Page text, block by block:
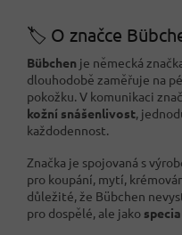
🏷️ O značce
Bübchen je německá
dlouhodobě zaměřuje na
pokožku. V komunikaci
kožní snášenlivost,
každodennost.
Značka je spojovaná s
pro koupání, mytí,
důležité, že Bübchen
pro dospělé, ale jako